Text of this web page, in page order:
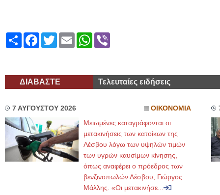
ShareFacebook
TwitterEmailWhatsApp
ΔΙΑΒΑΣΤΕ Τελευταίες ειδήσεις
7 ΑΥΓΟΥΣΤΟΥ 2026 ΟΙΚΟΝΟΜΙΑ
Μειωμένες καταγράφονται οι
μετακινήσεις των κατοίκων της
Λέσβου λόγω των υψηλών τιμών
των υγρών καυσίμων κίνησης,
όπως αναφέρει ο πρόεδρος των
βενζινοπωλών Λέσβου, Γιώργος
Μάλλης. «Οι μετακινήσε...